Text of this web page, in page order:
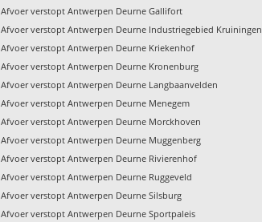
Afvoer verstopt Antwerpen Deurne Gallifort
Afvoer verstopt Antwerpen Deurne Industriegebied Kruiningen
Afvoer verstopt Antwerpen Deurne Kriekenhof
Afvoer verstopt Antwerpen Deurne Kronenburg
Afvoer verstopt Antwerpen Deurne Langbaanvelden
Afvoer verstopt Antwerpen Deurne Menegem
Afvoer verstopt Antwerpen Deurne Morckhoven
Afvoer verstopt Antwerpen Deurne Muggenberg
Afvoer verstopt Antwerpen Deurne Rivierenhof
Afvoer verstopt Antwerpen Deurne Ruggeveld
Afvoer verstopt Antwerpen Deurne Silsburg
Afvoer verstopt Antwerpen Deurne Sportpaleis